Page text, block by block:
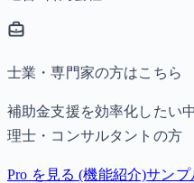
士業・専門家の方はこちら
補助金支援を効率化したい
理士・コンサルタントの方
Pro を見る (機能紹介)サンプ